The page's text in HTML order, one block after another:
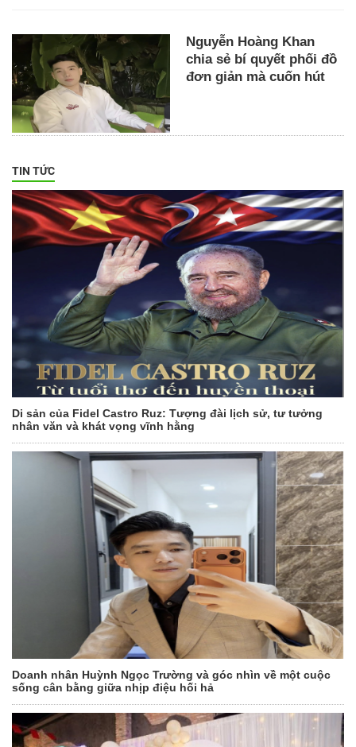
Nguyễn Hoàng Khan
chia sẻ bí quyết phối đồ
đơn giản mà cuốn hút
TIN TỨC
Di sản của Fidel Castro Ruz: Tượng đài lịch sử, tư tưởng
nhân văn và khát vọng vĩnh hằng
Doanh nhân Huỳnh Ngọc Trường và góc nhìn về một cuộc
sống cân bằng giữa nhịp điệu hối hả